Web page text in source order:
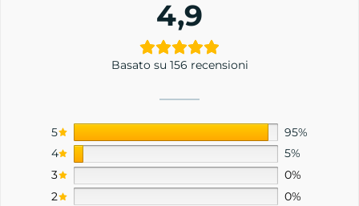
4,9
Basato su 156 recensioni
5
95%
4
5%
3
0%
2
0%